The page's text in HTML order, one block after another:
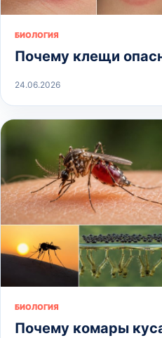
БИОЛОГИЯ
Почему клещи
24.06.2026
БИОЛОГИЯ
Почему комары